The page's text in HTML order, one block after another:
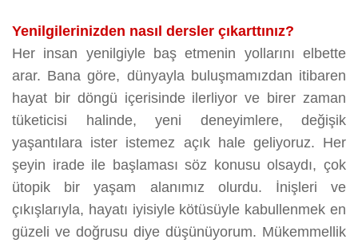
Yenilgilerinizden nasıl dersler çıkarttınız?
Her insan yenilgiyle baş etmenin yollarını elbette
arar. Bana göre, dünyayla buluşmamızdan itibaren
hayat bir döngü içerisinde ilerliyor ve birer zaman
tüketicisi halinde, yeni deneyimlere, değişik
yaşantılara ister istemez açık hale geliyoruz. Her
şeyin irade ile başlaması söz konusu olsaydı, çok
ütopik bir yaşam alanımız olurdu. İnişleri ve
çıkışlarıyla, hayatı iyisiyle kötüsüyle kabullenmek en
güzeli ve doğrusu diye düşünüyorum. Mükemmellik